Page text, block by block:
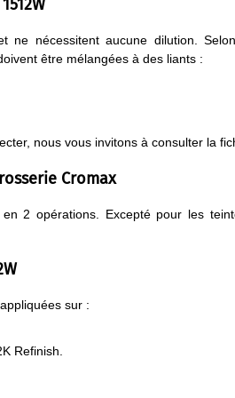
ne nécessitent aucune dilution.
être mélangées à des liants :
nous vous invitons à consulter la
Cromax
en 2 opérations. Excepté pour les
sur :
Refinish.